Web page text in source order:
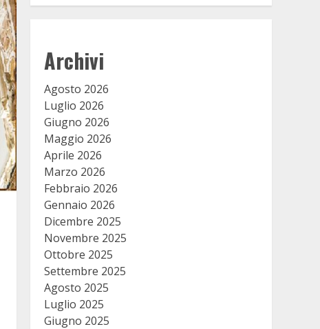
Archivi
Agosto 2026
Luglio 2026
Giugno 2026
Maggio 2026
Aprile 2026
Marzo 2026
Febbraio 2026
Gennaio 2026
Dicembre 2025
Novembre 2025
Ottobre 2025
Settembre 2025
Agosto 2025
Luglio 2025
Giugno 2025